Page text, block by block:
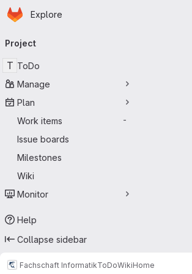
Skip to main content
Homepage
Explore
navigation
Project
T ToDo
Manage
Plan
Work items
-
Issue boards
Milestones
Wiki
Monitor
Help
Collapse sidebar
Fachschaft InformatikToDoWikiHome